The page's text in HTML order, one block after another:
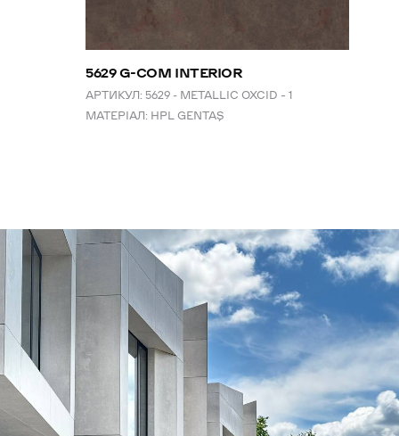
5629 G-COM INTERIOR
АРТИКУЛ: 5629 - METALLIC OXCID – 1
МАТЕРІАЛ: HPL GENTAŞ